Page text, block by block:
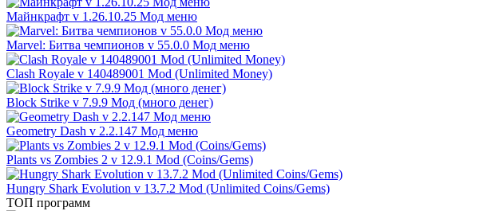
Майнкрафт v 1.26.10.25 Мод меню
Marvel: Битва чемпионов v 55.0.0 Мод меню
Clash Royale v 140489001 Mod (Unlimited Money)
Block Strike v 7.9.9 Мод (много денег)
Geometry Dash v 2.2.147 Мод меню
Plants vs Zombies 2 v 12.9.1 Mod (Coins/Gems)
Hungry Shark Evolution v 13.7.2 Mod (Unlimited Coins/Gems)
ТОП программ